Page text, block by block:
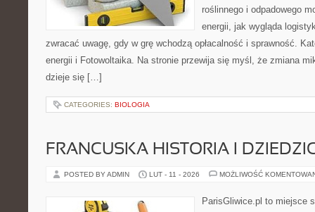
roślinnego i odpadowego
energii, jak wygląda
zwracać uwagę, gdy w grę wchodzą opłacalność i sprawność.
energii i Fotowoltaika. Na stronie przewija się myśl, że zmiana
dzieje się […]
CATEGORIES: BIOLOGIA
FRANCUSKA HISTORIA I
POSTED BY ADMIN LUT - 11 - 2026 MOŻLIWOŚĆ
ParisGliwice.pl to miejsce